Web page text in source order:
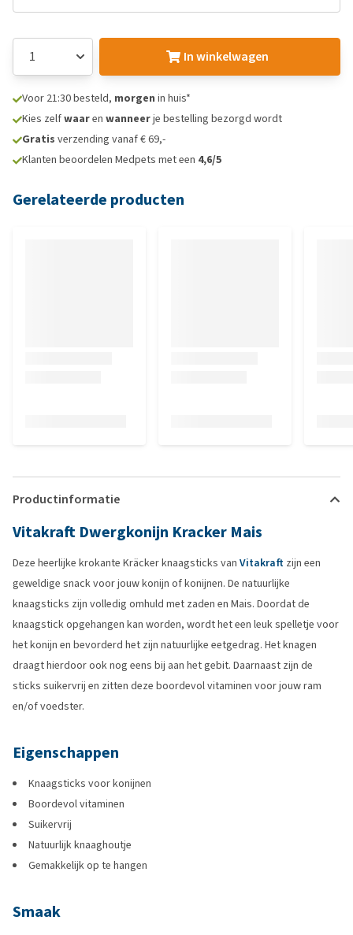
In winkelwagen
Voor 21:30 besteld, morgen in huis*
Kies zelfwaaren wanneerje bestelling bezorgd wordt
Gratis verzending vanaf € 69,-
Klanten beoordelen Medpets met een 4,6/5
Gerelateerde producten
Productinformatie
Vitakraft Dwergkonijn Kracker Mais
Deze heerlijke krokante Kräcker knaagsticks van Vitakraft zijn een
geweldige snack voor jouw konijn of konijnen. De natuurlijke
knaagsticks zijn volledig omhuld met zaden en Mais. Doordat de
knaagstick opgehangen kan worden, wordt het een leuk spelletje voor
het konijn en bevorderd het zijn natuurlijke eetgedrag. Het knagen
draagt hierdoor ook nog eens bij aan het gebit. Daarnaast zijn de
sticks suikervrij en zitten deze boordevol vitaminen voor jouw ram
en/of voedster.
Eigenschappen
Knaagsticks voor konijnen
Boordevol vitaminen
Suikervrij
Natuurlijk knaaghoutje
Gemakkelijk op te hangen
Smaak